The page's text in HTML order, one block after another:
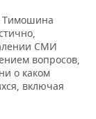
Тимошина
СМИ
вопросов,
о каком
включая